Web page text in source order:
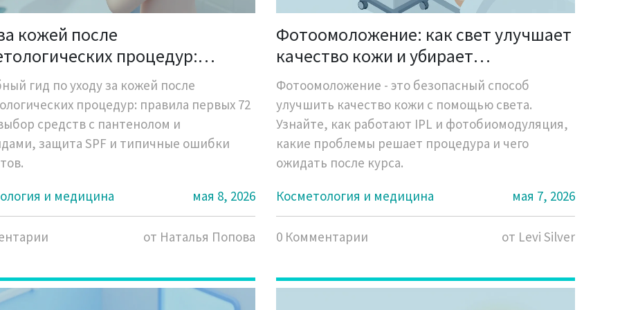
кожей после
процедур:
руководство по
гид по уходу за кожей после
процедур: правила первых 72
средств с пантенолом и
защита SPF и типичные ошибки
и медицина
мая 8, 2026
от Наталья Попова
Фотоомоложение: как свет улучшает
качество кожи и убирает
пигментацию
Фотоомоложение - это безопасный способ
улучшить качество кожи с помощью света.
Узнайте, как работают IPL и фотобиомодуляция,
какие проблемы решает процедура и чего
ожидать после курса.
Косметология и медицина
мая 7, 2026
0 Комментарии от Levi Silver